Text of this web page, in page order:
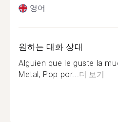
영어
원하는 대화 상대
Alguien que le guste la
Metal, Pop por...더 보기